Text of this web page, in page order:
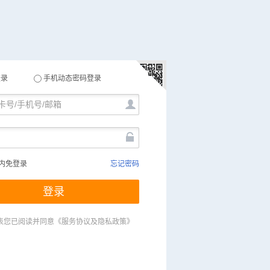
手机动态密码登录
免登录 忘记密码
登录
您已阅读并同意 《服务协议及隐私政策》